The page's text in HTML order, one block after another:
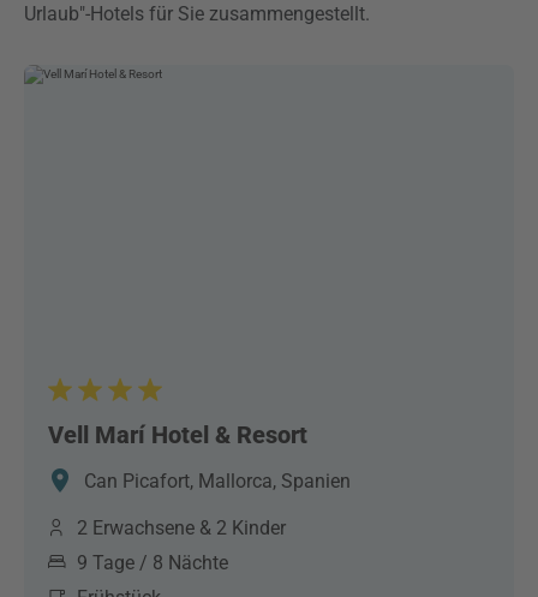
Urlaub"-Hotels für Sie zusammengestellt.
Vell Marí Hotel & Resort
Can Picafort, Mallorca, Spanien
2 Erwachsene & 2 Kinder
9 Tage / 8 Nächte